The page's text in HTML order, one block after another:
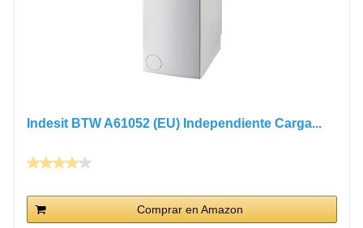
Indesit BTW A61052 (EU) Independiente Carga...
Comprar en Amazon